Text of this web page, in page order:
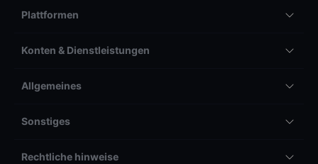
Plattformen
Konten & Dienstleistungen
Allgemeines
Sonstiges
Rechtliche hinweise